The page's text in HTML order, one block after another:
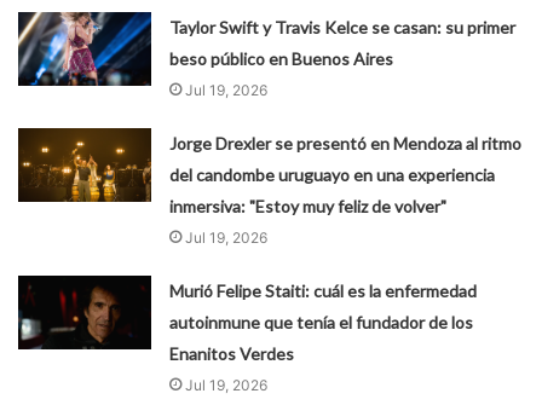
Taylor Swift y Travis Kelce se casan: su primer
beso público en Buenos Aires
Jul 19, 2026
Jorge Drexler se presentó en Mendoza al ritmo
del candombe uruguayo en una experiencia
inmersiva: "Estoy muy feliz de volver"
Jul 19, 2026
Murió Felipe Staiti: cuál es la enfermedad
autoinmune que tenía el fundador de los
Enanitos Verdes
Jul 19, 2026